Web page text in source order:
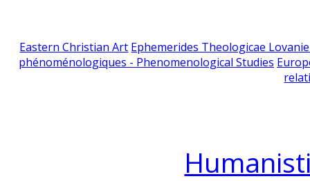
Eastern Christian Art Ephemerides Theologicae
phénoménologiques - Phenomenological Studies